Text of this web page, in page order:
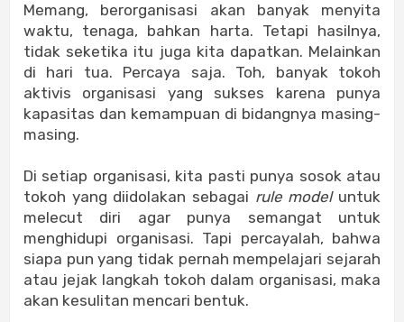
Memang, berorganisasi akan banyak menyita
waktu, tenaga, bahkan harta. Tetapi hasilnya,
tidak seketika itu juga kita dapatkan. Melainkan
di hari tua. Percaya saja. Toh, banyak tokoh
aktivis organisasi yang sukses karena punya
kapasitas dan kemampuan di bidangnya masing-
masing.
Di setiap organisasi, kita pasti punya sosok atau
tokoh yang diidolakan sebagai rule modeluntuk
melecut diri agar punya semangat untuk
menghidupi organisasi. Tapi percayalah, bahwa
siapa pun yang tidak pernah mempelajari sejarah
atau jejak langkah tokoh dalam organisasi, maka
akan kesulitan mencari bentuk.